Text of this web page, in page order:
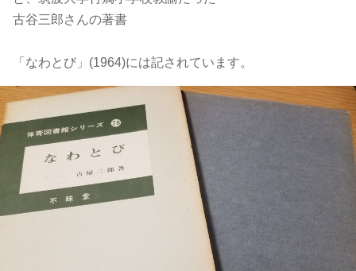
古谷三郎さんの著書
「なわとび」(1964)には記されています。